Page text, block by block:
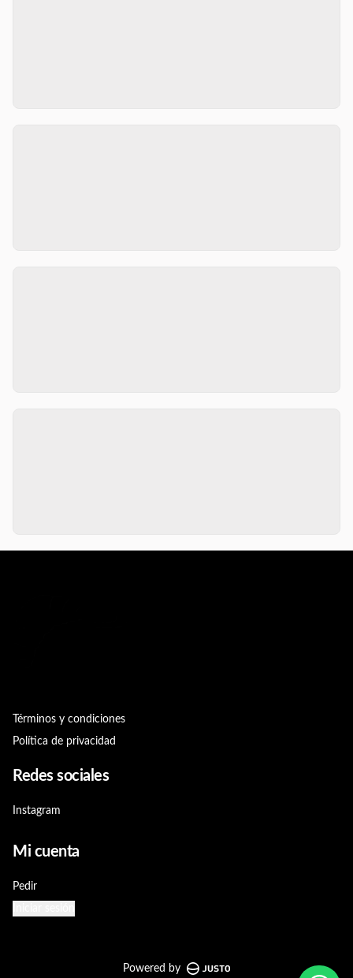
Términos y condiciones
Política de privacidad
Redes sociales
Instagram
Mi cuenta
Pedir
Powered by